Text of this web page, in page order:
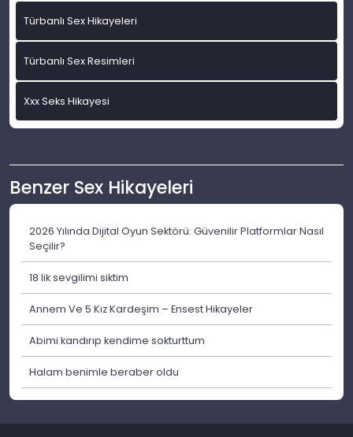
Türbanlı Sex Hikayeleri
Türbanlı Sex Resimleri
Xxx Seks Hikayesi
Benzer Sex Hikayeleri
2026 Yılında Dijital Oyun Sektörü: Güvenilir Platformlar Nasıl
Seçilir?
18 lik sevgilimi siktim
Annem Ve 5 Kız Kardeşim – Ensest Hikayeler
Abimi kandırıp kendime sokturttum
Halam benimle beraber oldu